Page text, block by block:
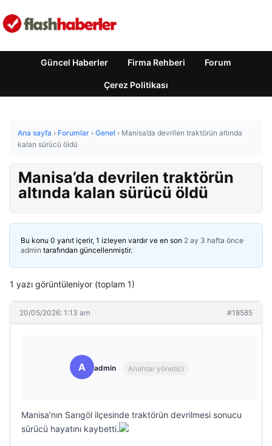
Güncel Haberler Firma Rehberi Forum
Çerez Politikası
Ana sayfa › Forumlar › Genel › Manisa’da devrilen traktörün altında
kalan sürücü öldü
Manisa’da devrilen traktörün
altında kalan sürücü öldü
Bu konu 0 yanıt içerir, 1 izleyen vardır ve en son 2 ay 3 hafta önce
admin tarafından güncellenmiştir.
1 yazı görüntüleniyor (toplam 1)
20/05/2026: 1:13 am #18585
A admin Anahtar yönetici
Manisa’nın Sarıgöl ilçesinde traktörün devrilmesi sonucu
sürücü hayatını kaybetti.